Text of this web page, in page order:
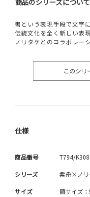
商品のシリーズについて
書という表現手段で文字
伝統文化を全く新しい表
ノリタケとのコラボレー
このシリ
仕様
商品番号 T794/K308
シリーズ 紫舟×ノリ
サイズ
額サイズ